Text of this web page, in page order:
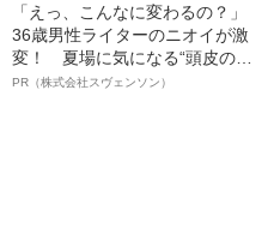
「えっ、こんなに変わるの？」
36歳男性ライターのニオイが激
変！ 夏場に気になる“頭皮のニ
オイ”や“ベタつき”を解消す
PR（株式会社スヴェンソン）